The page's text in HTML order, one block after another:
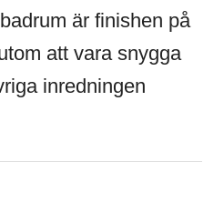
är finishen på
att vara snygga
inredningen